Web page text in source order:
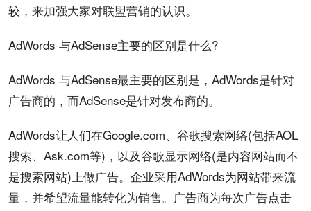
较，来加强大家对联盟营销的认识。
AdWords 与AdSense主要的区别是什么?
AdWords 与AdSense最主要的区别是，AdWords是针对
广告商的，而AdSense是针对发布商的。
AdWords让人们在Google.com、 谷歌搜索网络(包括AOL
搜索、Ask.com等)，以及谷歌显示网络(是内容网站而不
是搜索网站)上做广告。企业采用AdWords为网站带来流
量，并希望流量能转化为销售。 广告商为每次广告点击